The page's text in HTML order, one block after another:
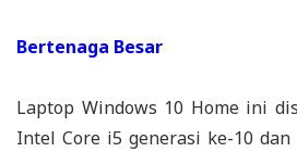
Bertenaga Besar
Laptop Windows 10 Home ini
Intel Core i5 generasi ke-10